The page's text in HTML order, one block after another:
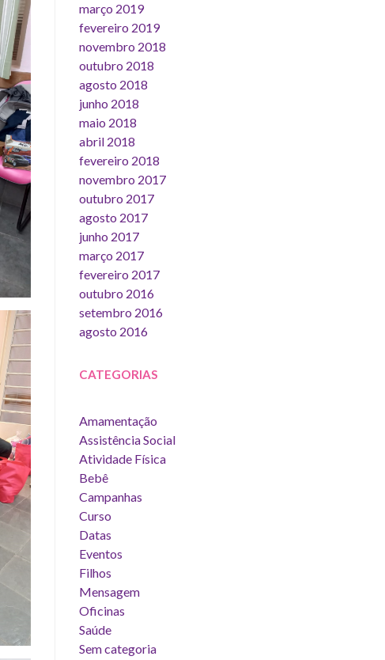
março 2019
fevereiro 2019
novembro 2018
outubro 2018
agosto 2018
junho 2018
maio 2018
abril 2018
fevereiro 2018
novembro 2017
outubro 2017
agosto 2017
junho 2017
março 2017
fevereiro 2017
outubro 2016
setembro 2016
agosto 2016
CATEGORIAS
Amamentação
Assistência Social
Atividade Física
Bebê
Campanhas
Curso
Datas
Eventos
Filhos
Mensagem
Oficinas
Saúde
Sem categoria